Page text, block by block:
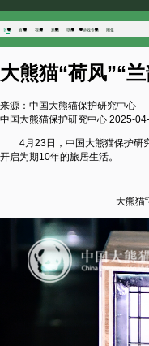
首页 直播 视频 新闻 壁纸 游戏专题 图集
大熊猫“荷风”“
来源：中国大熊猫保护研究中心
中国大熊猫保护研究中心 2025-
4月23日，中国大熊猫保护研
开启为期10年的旅居生活。
大熊猫